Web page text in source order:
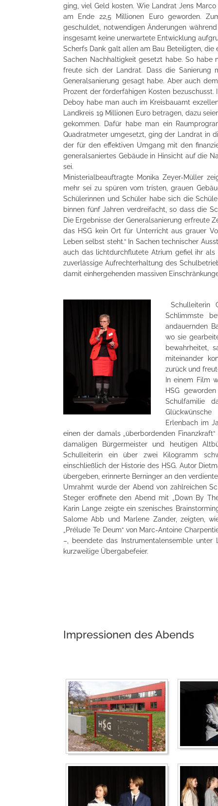
ging, viel Geld kosten. Wie Landrat Jens
am Ende 22,5 Millionen Euro geworden.
geschuldet, notwendigen Änderungen
insgesamt keine unerwartete Entwicklung
Scherfs Dank galt allen am Bau Beteiligten,
Sachen Nachhaltigkeit gesetzt habe. So habe
freute sich der Landrat. Dass die Sanierung
Generalsanierung gesagt habe. Aber auch
Prozent der förderfähigen Kosten
Deboy habe man auch im Kreisbauamt
Landkreis 19 Millionen Euro betragen, dazu
gekommen. Dafür habe man ein
Quadratmeter umgesetzt, ging der Landrat in
der für den effektiven Umgang mit den
generalsaniertes Gebäude in Hinsicht auf die
sei.
Ministerialbeauftragte Monika Zeyer-Müller
mehr sei zu spüren vom tristen, grauen
Schülerinnen und Schüler habe sich die
binnen fünf Jahren verdreifacht, so dass die
Die Ergebnisse der Generalsanierung erfreute
das HSG kein Ort für Unterricht aus grauer
Leben selbst steht.“ In Sachen technischer
auch das lichtdurchflutete Atrium gefiel ihr
zuverlässige Aufrechterhaltung des
damit einhergehenden massiven
Schulleiterin
Schlimmste
andauernden
wo sie
bewahrheitet,
miteinander
zurück und
In einem Film
HSG
Schulfamilie
Erlenbach im
einen der damals „überbordenden
damaligen Bürgermeister und heutigen
Schulleiterin ein über zwei Kilogramm
einschließlich der Historie des HSG. Autor
übergeben, erinnerte Berninger an den
Umrahmt wurde der Abend von zahlreichen
Steger eröffnete den Abend mit „Down By
Karin Lange zeigte ein szenisches
Salome Abb und Marlene Zander, zeigten,
„Prélude Te Deum“ von Marc-Antoine
–, beendete das Instrumentalensemble
kurzweilige Übergabefeier.
Impressionen des Abends